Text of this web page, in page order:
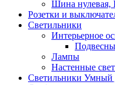
Шина нулевая,
Розетки и
Светильники
Интерьерное
Лампы
Настенные
Светильники Умный